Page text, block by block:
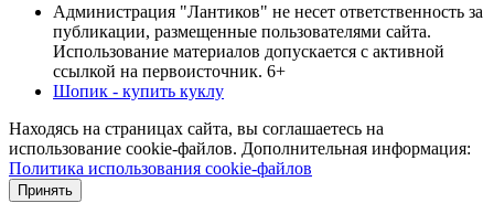
Администрация "Лантиков" не несет ответственность за
публикации, размещенные пользователями сайта.
Использование материалов допускается с активной
ссылкой на первоисточник. 6+
Шопик - купить куклу
Находясь на страницах сайта, вы соглашаетесь на
использование cookie-файлов. Дополнительная информация:
Политика использования cookie-файлов
Принять